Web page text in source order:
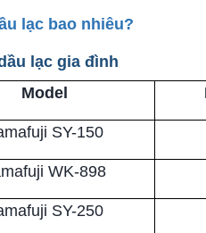
lạc bao nhiêu?
lạc gia đình
Model
SY-150
WK-898
SY-250